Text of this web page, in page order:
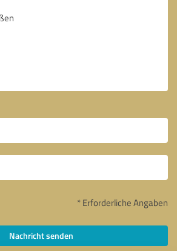
* Erforderliche Angaben
Nachricht senden